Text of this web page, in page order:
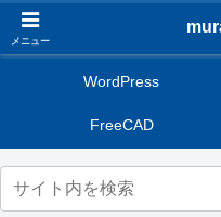
WordPress
FreeCAD
メニュー